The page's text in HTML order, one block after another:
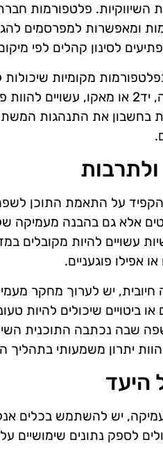
פלטפורמות
ומאפשרות למפרסמים
לסינון קהלים לפי
מקומיות שיכולות
אתרים ישראליים מוכרים כמו וואלה, יד2
בחשבון את התנהגות
על התאמת התוכן
אלא גם בהבנה מעמיקה
עשויים להיות
אפילו פוגעניים.
חיובית, יש לערוך מחקר
ביטויים שיכולים להיות
שבה נכתבה התוכנית
יתרון משמעותי בתהליך
היעד
יש להשתמש בכלים
לספק נתונים